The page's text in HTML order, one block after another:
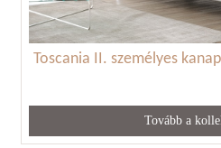
Toscania II. személyes
Tovább a